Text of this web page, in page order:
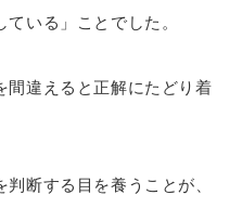
いる」ことでした。
間違えると正解にたどり着
断する目を養うことが、